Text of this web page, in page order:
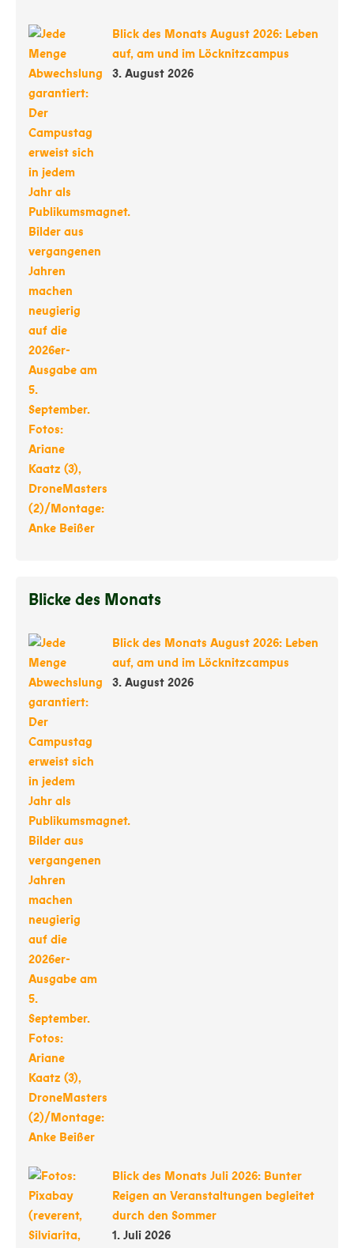
Blick des Monats August 2026: Leben
auf, am und im Löcknitzcampus
3. August 2026
Blicke des Monats
Blick des Monats August 2026: Leben
auf, am und im Löcknitzcampus
3. August 2026
Blick des Monats Juli 2026: Bunter
Reigen an Veranstaltungen begleitet
durch den Sommer
1. Juli 2026